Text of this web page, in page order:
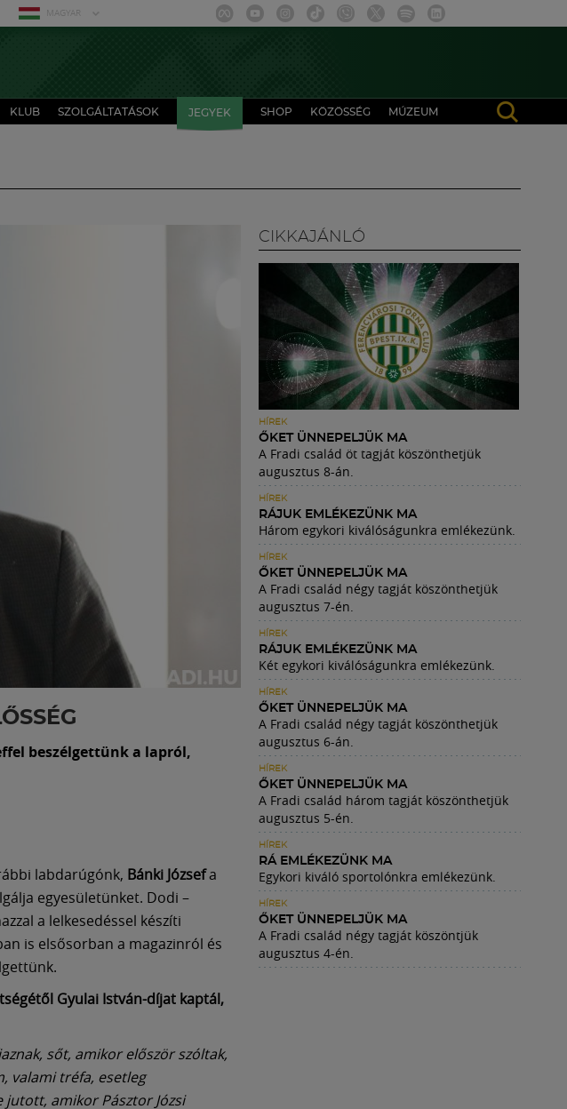
MAGYAR
KLUB SZOLGÁLTATÁSOK JEGYEK SHOP KÖZÖSSÉG MÚZEUM
beszélgettünk a lapról,
labdarúgónk, Bánki Józsefa
egyesületünket. Dodi –
a lelkesedéssel készíti
is elsősorban a magazinról és
Gyulai István-díjat kaptál,
sőt, amikor először szóltak,
valami tréfa, esetleg
jutott, amikor Pásztor Józsi
CIKKAJÁNLÓ
HÍREK
ŐKET ÜNNEPELJÜK MA
A Fradi család öt tagját köszönthetjük
augusztus 8-án.
HÍREK
RÁJUK EMLÉKEZÜNK MA
Három egykori kiválóságunkra emlékezünk.
HÍREK
ŐKET ÜNNEPELJÜK MA
A Fradi család négy tagját köszönthetjük
augusztus 7-én.
HÍREK
RÁJUK EMLÉKEZÜNK MA
Két egykori kiválóságunkra emlékezünk.
HÍREK
ŐKET ÜNNEPELJÜK MA
A Fradi család négy tagját köszönthetjük
augusztus 6-án.
HÍREK
ŐKET ÜNNEPELJÜK MA
A Fradi család három tagját köszönthetjük
augusztus 5-én.
HÍREK
RÁ EMLÉKEZÜNK MA
Egykori kiváló sportolónkra emlékezünk.
HÍREK
ŐKET ÜNNEPELJÜK MA
A Fradi család négy tagját köszöntjük
augusztus 4-én.